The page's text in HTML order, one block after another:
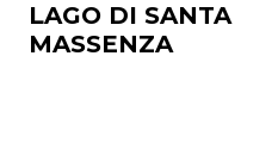
LAGO DI SANTA
MASSENZA